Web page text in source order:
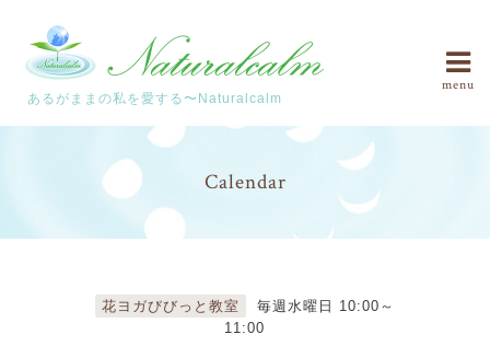
あるがままの私を愛する〜Naturalcalm
menu
Calendar
花ヨガびびっと教室
毎週水曜日 10:00～
11:00